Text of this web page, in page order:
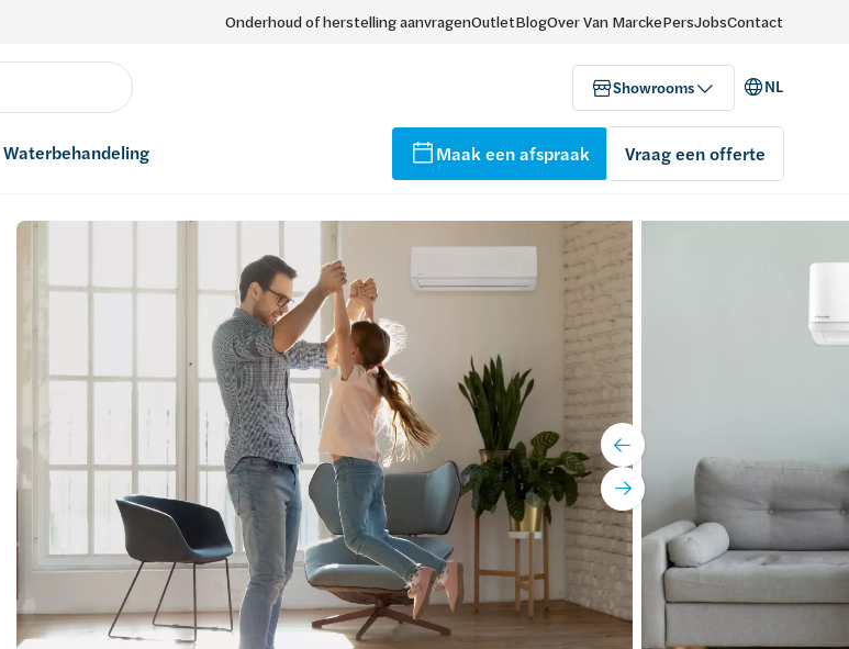
Onderhoud of herstelling aanvragenOutletBlogOver Van MarckePersJobsContact
Showrooms NL
Waterbehandeling Maak een afspraak Vraag een offerte